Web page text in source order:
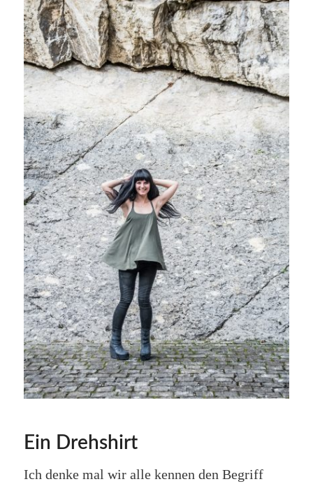
Ein Drehshirt
Ich denke mal wir alle kennen den Begriff